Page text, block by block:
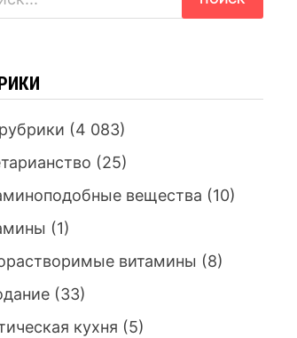
(4 083)
(25)
вещества (10)
(1)
витамины (8)
(33)
кухня (5)